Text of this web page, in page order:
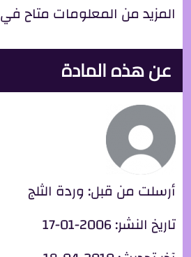
المزيد من المعلومات متاح في
عن هذه المادة
أرسلت من قبل: وردة الثلج
تاريخ النشر:2006-01-17